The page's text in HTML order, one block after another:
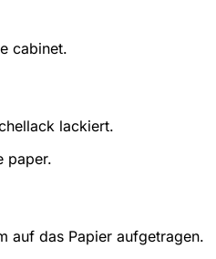
cabinet.
lackiert.
paper.
auf das Papier aufgetragen.